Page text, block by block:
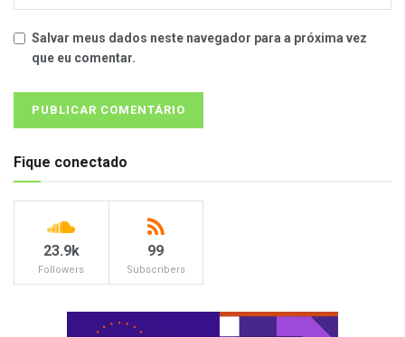
Salvar meus dados neste navegador para a próxima vez
que eu comentar.
Fique conectado
23.9k
Followers
99
Subscribers